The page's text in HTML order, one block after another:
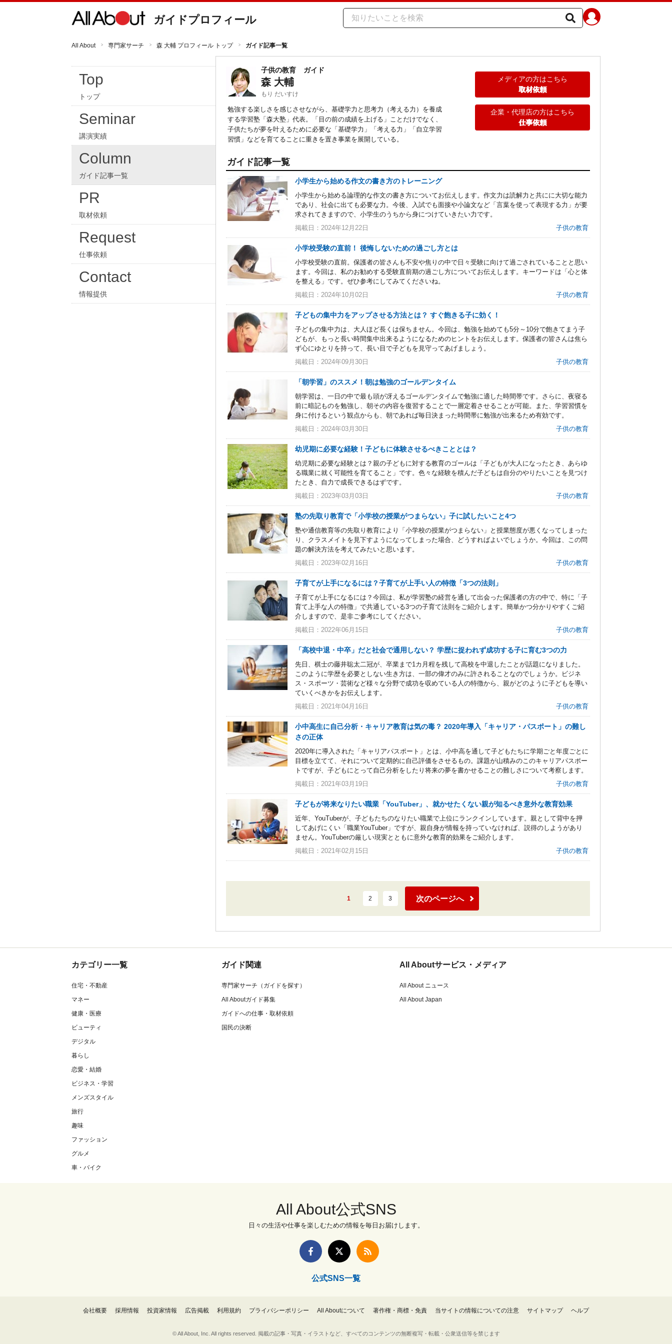
ガイドプロフィール
All About 専門家サーチ 森 大輔 プロフィール トップ ガイド記事一覧
Top
トップ
Seminar
講演実績
Column
ガイド記事一覧
PR
取材依頼
Request
仕事依頼
Contact
情報提供
子供の教育 ガイド
森 大輔
もり だいすけ
勉強する楽しさを感じさせながら、基礎学力と思考力（考える力）を養成
する学習塾「森大塾」代表。「目の前の成績を上げる」ことだけでなく、
子供たちが夢を叶えるために必要な「基礎学力」「考える力」「自立学習
習慣」などを育てることに重きを置き事業を展開している。
メディアの方はこちら
取材依頼
企業・代理店の方はこちら
仕事依頼
ガイド記事一覧
小学生から始める作文の書き方のトレーニング
小学生から始める論理的な作文の書き方についてお伝えします。作文力は読解力と共にに大切な能力
であり、社会に出ても必要な力。今後、入試でも面接や小論文など「言葉を使って表現する力」が要
求されてきますので、小学生のうちから身につけていきたい力です。
掲載日：2024年12月22日
子供の教育
小学校受験の直前！ 後悔しないための過ごし方とは
小学校受験の直前。保護者の皆さんも不安や焦りの中で日々受験に向けて過ごされていることと思い
ます。今回は、私のお勧めする受験直前期の過ごし方についてお伝えします。キーワードは「心と体
を整える」です。ぜひ参考にしてみてくださいね。
掲載日：2024年10月02日
子供の教育
子どもの集中力をアップさせる方法とは？ すぐ飽きる子に効く！
子どもの集中力は、大人ほど長くは保ちません。今回は、勉強を始めても5分～10分で飽きてまう子
どもが、もっと長い時間集中出来るようになるためのヒントをお伝えします。保護者の皆さんは焦ら
ず心にゆとりを持って、長い目で子どもを見守ってあげましょう。
掲載日：2024年09月30日
子供の教育
「朝学習」のススメ！朝は勉強のゴールデンタイム
朝学習は、一日の中で最も頭が冴えるゴールデンタイムで勉強に適した時間帯です。さらに、夜寝る
前に暗記ものを勉強し、朝その内容を復習することで一層定着させることが可能。また、学習習慣を
身に付けるという観点からも、朝であれば毎日決まった時間帯に勉強が出来るため有効です。
掲載日：2024年03月30日
子供の教育
幼児期に必要な経験！子どもに体験させるべきこととは？
幼児期に必要な経験とは？親の子どもに対する教育のゴールは「子どもが大人になったとき、あらゆ
る職業に就く可能性を育てること」です。色々な経験を積んだ子どもは自分のやりたいことを見つけ
たとき、自力で成長できるはずです。
掲載日：2023年03月03日
子供の教育
塾の先取り教育で「小学校の授業がつまらない」子に試したいこと4つ
塾や通信教育等の先取り教育により「小学校の授業がつまらない」と授業態度が悪くなってしまった
り、クラスメイトを見下すようになってしまった場合、どうすればよいでしょうか。今回は、この問
題の解決方法を考えてみたいと思います。
掲載日：2023年02月16日
子供の教育
子育てが上手になるには？子育てが上手い人の特徴「3つの法則」
子育てが上手になるには？今回は、私が学習塾の経営を通して出会った保護者の方の中で、特に「子
育て上手な人の特徴」で共通している3つの子育て法則をご紹介します。簡単かつ分かりやすくご紹
介しますので、是非ご参考にしてください。
掲載日：2022年06月15日
子供の教育
「高校中退・中卒」だと社会で通用しない？ 学歴に捉われず成功する子に育む3つの力
先日、棋士の藤井聡太二冠が、卒業まで1カ月程を残して高校を中退したことが話題になりました。
このように学歴を必要としない生き方は、一部の偉才のみに許されることなのでしょうか。ビジネ
ス・スポーツ・芸術など様々な分野で成功を収めている人の特徴から、親がどのように子どもを導い
ていくべきかをお伝えします。
掲載日：2021年04月16日
子供の教育
小中高生に自己分析・キャリア教育は気の毒？ 2020年導入「キャリア・パスポート」の難し
さの正体
2020年に導入された「キャリアパスポート」とは、小中高を通して子どもたちに学期ごと年度ごとに
目標を立てて、それについて定期的に自己評価をさせるもの。課題が山積みのこのキャリアパスポー
トですが、子どもにとって自己分析をしたり将来の夢を書かせることの難しさについて考察します。
掲載日：2021年03月19日
子供の教育
子どもが将来なりたい職業「YouTuber」、就かせたくない親が知るべき意外な教育効果
近年、YouTuberが、子どもたちのなりたい職業で上位にランクインしています。親として背中を押
してあげにくい「職業YouTuber」ですが、親自身が情報を持っていなければ、説得のしようがあり
ません。YouTuberの厳しい現実とともに意外な教育的効果をご紹介します。
掲載日：2021年02月15日
子供の教育
1 2 3 次のページへ
カテゴリー一覧
住宅・不動産
マネー
健康・医療
ビューティ
デジタル
暮らし
恋愛・結婚
ビジネス・学習
メンズスタイル
旅行
趣味
ファッション
グルメ
車・バイク
ガイド関連
専門家サーチ（ガイドを探す）
All Aboutガイド募集
ガイドへの仕事・取材依頼
国民の決断
All Aboutサービス・メディア
All About ニュース
All About Japan
All About公式SNS
日々の生活や仕事を楽しむための情報を毎日お届けします。
公式SNS一覧
会社概要 採用情報 投資家情報 広告掲載 利用規約 プライバシーポリシー All Aboutについて 著作権・商標・免責 当サイトの情報についての注意 サイトマップ ヘルプ
© All About, Inc. All rights reserved. 掲載の記事・写真・イラストなど、すべてのコンテンツの無断複写・転載・公衆送信等を禁じます